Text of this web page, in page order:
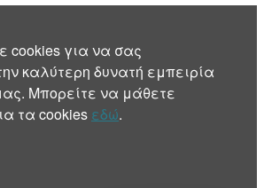
cookies για να σας
καλύτερη δυνατή εμπειρία
Μπορείτε να μάθετε
τα cookies εδώ.